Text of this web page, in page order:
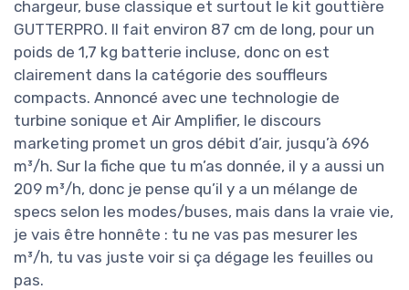
chargeur, buse classique et surtout le kit gouttière
GUTTERPRO. Il fait environ 87 cm de long, pour un
poids de 1,7 kg batterie incluse, donc on est
clairement dans la catégorie des souffleurs
compacts. Annoncé avec une technologie de
turbine sonique et Air Amplifier, le discours
marketing promet un gros débit d’air, jusqu’à 696
m³/h. Sur la fiche que tu m’as donnée, il y a aussi un
209 m³/h, donc je pense qu’il y a un mélange de
specs selon les modes/buses, mais dans la vraie vie,
je vais être honnête : tu ne vas pas mesurer les
m³/h, tu vas juste voir si ça dégage les feuilles ou
pas.